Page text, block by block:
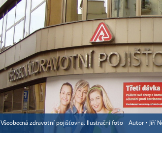
Všeobecná zdravotní pojišťovna. Ilustrační foto Autor ▪ Jiří